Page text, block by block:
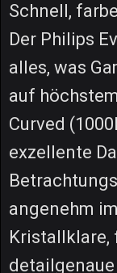
Schnell,
Der Philips
alles, was
auf
Curved
exzellente
angenehm
Kristallklare,